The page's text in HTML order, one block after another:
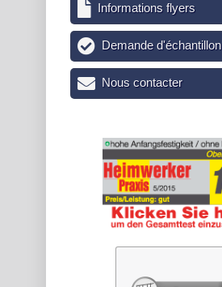
Informations flyers
Demande d'échantillon
Nous contacter